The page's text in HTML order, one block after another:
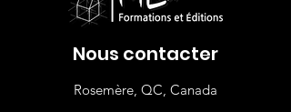
Nous contacter
Rosemère, QC, Canada